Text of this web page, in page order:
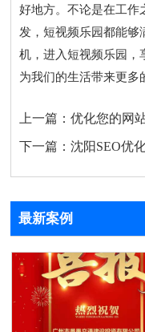
好地方。不论是在工作
发，短视频乐园都能够
机，进入短视频乐园，
为我们的生活带来更多
上一篇：优化您的网
下一篇：沈阳SEO优
最新案例